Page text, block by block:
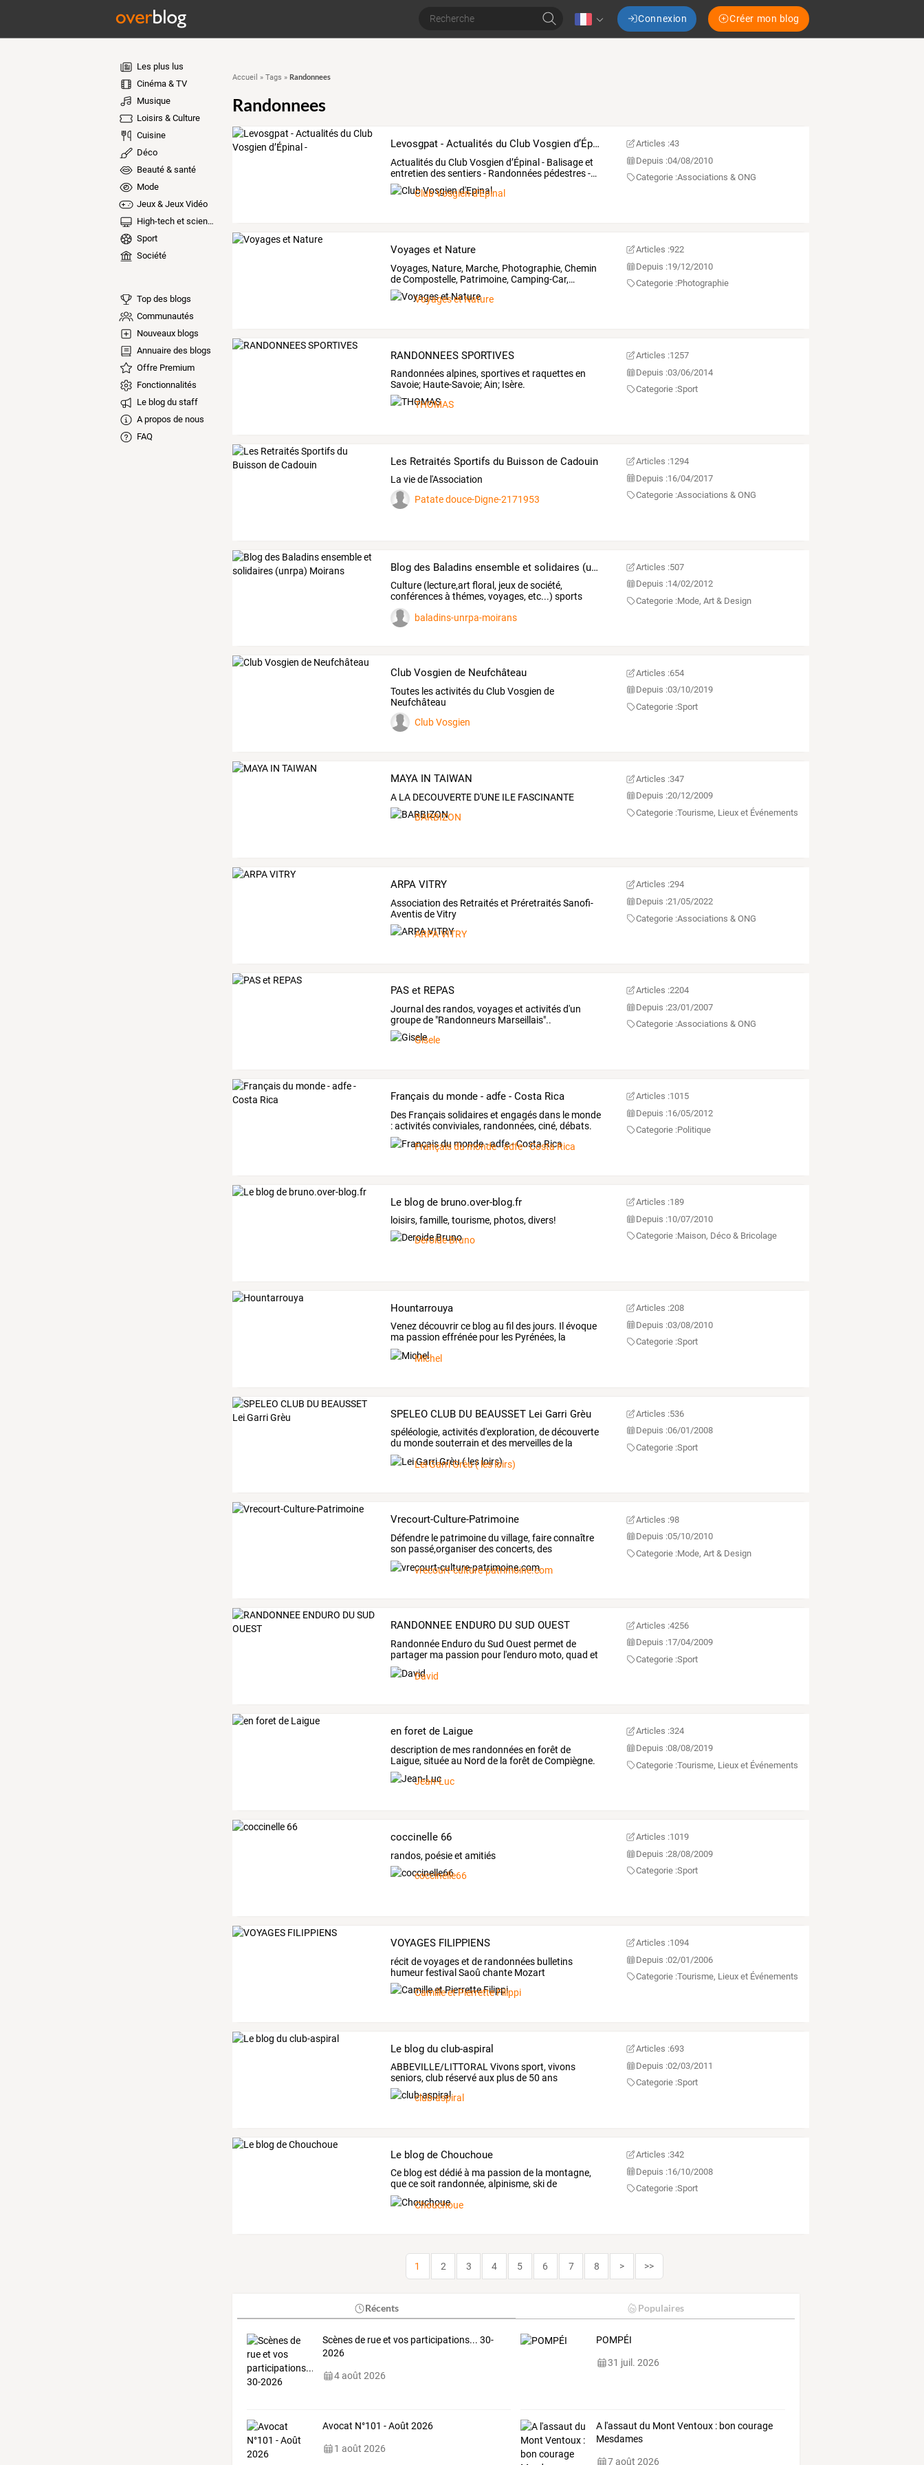
Connexion Créer mon blog
Les plus lus
Cinéma & TV
Musique
Loisirs & Culture
Cuisine
Déco
Beauté & santé
Mode
Jeux & Jeux Vidéo
High-tech et sciences
Sport
Société
Top des blogs
Communautés
Nouveaux blogs
Annuaire des blogs
Offre Premium
Fonctionnalités
Le blog du staff
A propos de nous
FAQ
Accueil » Tags » Randonnees
Randonnees
Levosgpat - Actualités du Club Vosgien d’Épinal -
Actualitésdu ClubVosgien d’Épinal - Balisageet
entretien dessentiers- Randonnées pédestres-…
Club Vosgien d'Epinal
Articles :43
Depuis :04/08/2010
Categorie :Associations & ONG
Voyages et Nature
Voyages, Nature, Marche, Photographie, Chemin
deCompostelle, Patrimoine, Camping-Car,…
Voyages et Nature
Articles :922
Depuis :19/12/2010
Categorie :Photographie
RANDONNEES SPORTIVES
Randonnées alpines, sportives et raquettes en
Savoie; Haute-Savoie; Ain; Isère.
THOMAS
Articles :1257
Depuis :03/06/2014
Categorie :Sport
Les Retraités Sportifs du Buisson de Cadouin
La vie de l'Association
Patate douce-Digne-2171953
Articles :1294
Depuis :16/04/2017
Categorie :Associations & ONG
Blog des Baladins ensemble et solidaires (unrpa) Moirans
Culture (lecture,art floral, jeuxdesociété,
conférencesà thémes, voyages, etc...) sports
(gym,
baladins-unrpa-moirans
Articles :507
Depuis :14/02/2012
Categorie :Mode, Art & Design
Club Vosgien de Neufchâteau
Toutes les activités du Club Vosgien de
Neufchâteau
Club Vosgien
Articles :654
Depuis :03/10/2019
Categorie :Sport
MAYA IN TAIWAN
A LA DECOUVERTE D'UNE ILE FASCINANTE
BARBIZON
Articles :347
Depuis :20/12/2009
Categorie :Tourisme, Lieux et Événements
ARPA VITRY
Association des Retraités et Préretraités Sanofi-
Aventis de Vitry
ARPA VITRY
Articles :294
Depuis :21/05/2022
Categorie :Associations & ONG
PAS et REPAS
Journal des randos, voyages et activités d'un
groupe de "Randonneurs Marseillais"..
Gisele
Articles :2204
Depuis :23/01/2007
Categorie :Associations & ONG
Français du monde - adfe - Costa Rica
Des Françaissolidaireset engagésdans le monde
:activitésconviviales, randonnées, ciné, débats.
Vivre
Français du monde - adfe - Costa Rica
Articles :1015
Depuis :16/05/2012
Categorie :Politique
Le blog de bruno.over-blog.fr
loisirs, famille, tourisme, photos, divers!
Deroide Bruno
Articles :189
Depuis :10/07/2010
Categorie :Maison, Déco & Bricolage
Hountarrouya
Venezdécouvrirce blog au fil des jours. Il évoque
ma passion effrénée pour les Pyrénées, la
montagne,
Michel
Articles :208
Depuis :03/08/2010
Categorie :Sport
SPELEO CLUB DU BEAUSSET Lei Garri Grèu
spéléologie, activités d'exploration, de découverte
du monde souterrain et des merveilles de la
nature.
Lei Garri Grèu ( les loirs)
Articles :536
Depuis :06/01/2008
Categorie :Sport
Vrecourt-Culture-Patrimoine
Défendre le patrimoine du village, faire connaître
son passé,organiser des concerts, des
expositions à thème
vrecourt-culture-patrimoine.com
Articles :98
Depuis :05/10/2010
Categorie :Mode, Art & Design
RANDONNEE ENDURO DU SUD OUEST
Randonnée Endurodu Sud Ouest permet de
partager ma passion pour l'enduro moto, quad et
échanger
David
Articles :4256
Depuis :17/04/2009
Categorie :Sport
en foret de Laigue
description de mes randonnéesen forêt de
Laigue, situéeau Nord de la forêt deCompiègne.
Environ
Jean-Luc
Articles :324
Depuis :08/08/2019
Categorie :Tourisme, Lieux et Événements
coccinelle 66
randos, poésie et amitiés
coccinelle66
Articles :1019
Depuis :28/08/2009
Categorie :Sport
VOYAGES FILIPPIENS
récit de voyages et de randonnées bulletins
humeur festival Saoû chante Mozart
Camille et Pierrette Filippi
Articles :1094
Depuis :02/01/2006
Categorie :Tourisme, Lieux et Événements
Le blog du club-aspiral
ABBEVILLE/LITTORAL Vivons sport, vivons
seniors, club réservé aux plus de 50 ans
club-aspiral
Articles :693
Depuis :02/03/2011
Categorie :Sport
Le blog de Chouchoue
Ce blog est dédiéà ma passion de la montagne,
quecesoit randonnée,alpinisme,skide
randonnée,
Chouchoue
Articles :342
Depuis :16/10/2008
Categorie :Sport
1 2 3 4 5 6 7 8 > >>
Récents Populaires
Scènes de rue et vos participations... 30-
2026
4 août 2026
POMPÉI
31 juil. 2026
Avocat N°101 - Août 2026
1 août 2026
A l'assaut du Mont Ventoux : bon courage
Mesdames
7 août 2026